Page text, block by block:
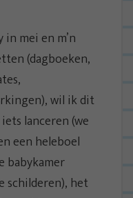
in mei en m’n
(dagboeken,
wil ik dit
lanceren (we
een heleboel
babykamer
schilderen), het